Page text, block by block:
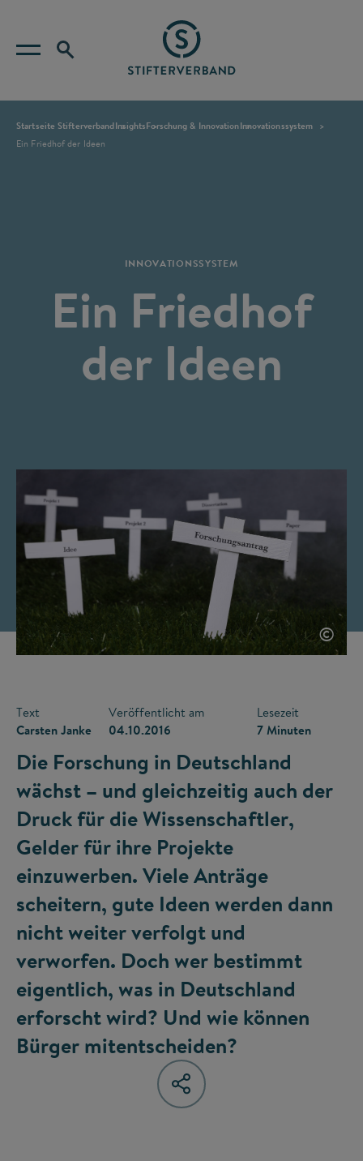
Startseite StifterverbandInsightsForschung & InnovationInnovationssystem
Ein Friedhof der Ideen
INNOVATIONSSYSTEM
Ein Friedhof
der Ideen
©
Text
Carsten Janke
Veröffentlicht am
04.10.2016
Lesezeit
7 Minuten
Die Forschung in Deutschland
wächst – und gleichzeitig auch der
Druck für die Wissenschaftler,
Gelder für ihre Projekte
einzuwerben. Viele Anträge
scheitern, gute Ideen werden dann
nicht weiter verfolgt und
verworfen. Doch wer bestimmt
eigentlich, was in Deutschland
erforscht wird? Und wie können
Bürger mitentscheiden?